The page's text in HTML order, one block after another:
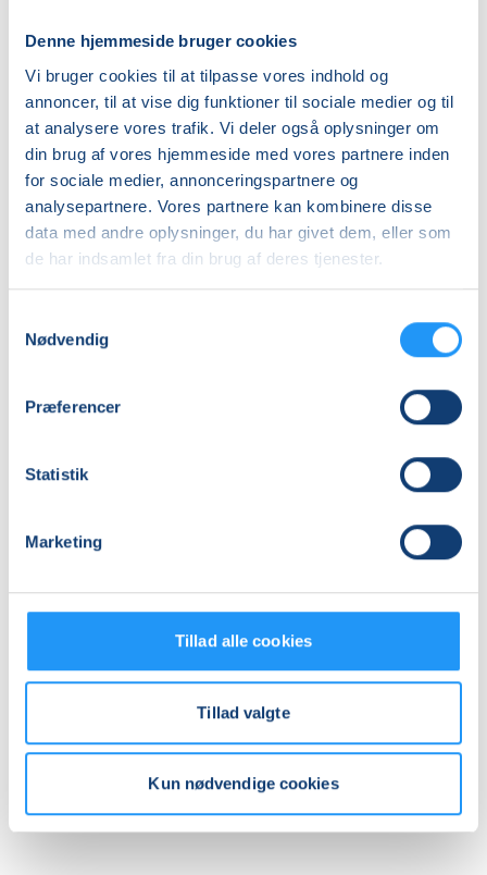
Denne hjemmeside bruger cookies
Vi bruger cookies til at tilpasse vores indhold og
annoncer, til at vise dig funktioner til sociale medier og til
at analysere vores trafik. Vi deler også oplysninger om
din brug af vores hjemmeside med vores partnere inden
for sociale medier, annonceringspartnere og
analysepartnere. Vores partnere kan kombinere disse
data med andre oplysninger, du har givet dem, eller som
de har indsamlet fra din brug af deres tjenester.
Nødvendig
Præferencer
Statistik
Marketing
Tillad alle cookies
Tillad valgte
Kun nødvendige cookies
Priser
Almen
DKK 325,00
Nummer
Mødegang
Antal mødegange
Adresse
LOF Holbæk-Lejre, Sports Allè 5B, 2 TV, 4300, Holbæk
(Lokale 5)
Mødegange